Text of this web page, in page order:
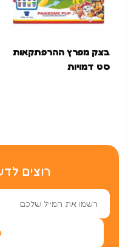
בצק מפרץ ההרפתקאות
סט דמויות
רוצים